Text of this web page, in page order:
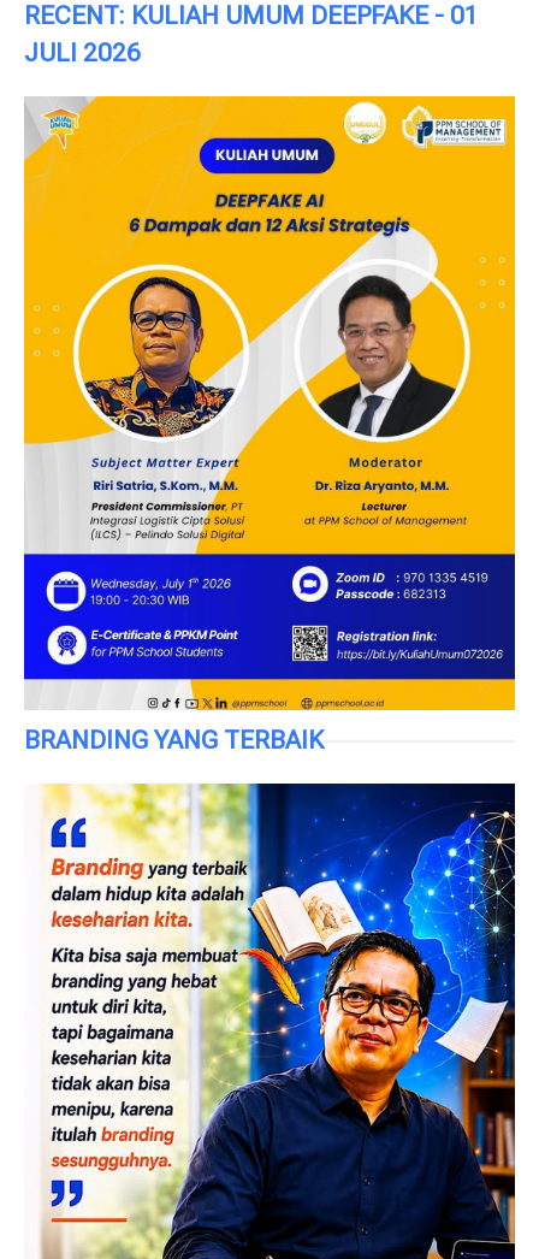
RECENT: KULIAH UMUM DEEPFAKE - 01
JULI 2026
BRANDING YANG TERBAIK